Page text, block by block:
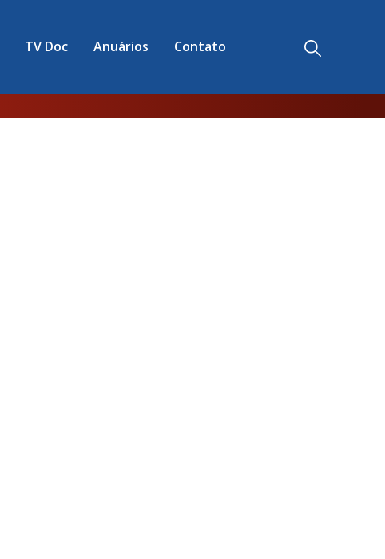
TV Doc Anuários Contato